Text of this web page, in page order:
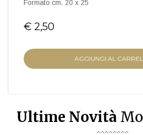
Formato cm. 20 x 25
€ 2,50
AGGIUNGI AL
Ultime Novità